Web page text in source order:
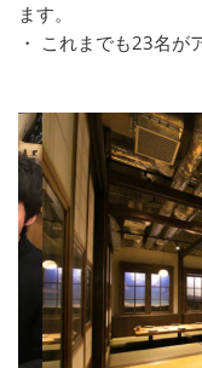
ます。
・ これまでも23名が